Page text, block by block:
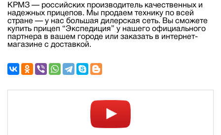
КРМЗ — российских производитель качественных и
надежных прицепов. Мы продаем технику по всей
стране — у нас большая дилерская сеть. Вы сможете
купить прицеп “Экспедиция” у нашего официального
партнера в вашем городе или заказать в интернет-
магазине с доставкой.